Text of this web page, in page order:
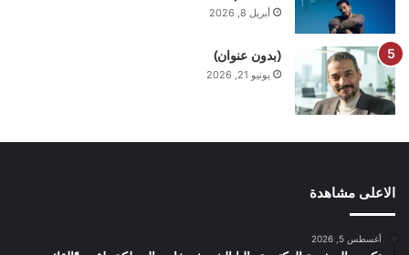
أبريل 8, 2026
(بدون عنوان)
يونيو 21, 2026
الاعلى مشاهدة
أغسطس 5, 2026